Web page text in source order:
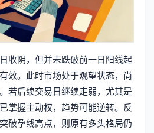
收阴，但并未跌破前一日阳线起
效。此时市场处于观望状态，尚
若后续交易日继续走弱，尤其是
掌握主动权，趋势可能逆转。反
破孕线高点，则原有多头格局仍